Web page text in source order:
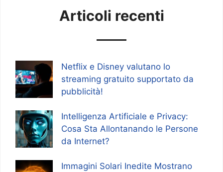
Articoli recenti
Netflix e Disney valutano lo
streaming gratuito supportato da
pubblicità!
Intelligenza Artificiale e Privacy:
Cosa Sta Allontanando le Persone
da Internet?
Immagini Solari Inedite Mostrano